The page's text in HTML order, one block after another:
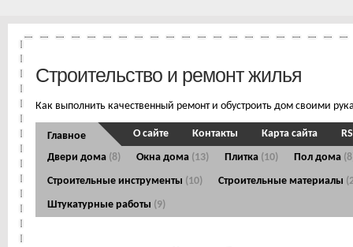
Строительство и ремонт жилья
Как выполнить качественный ремонт и обустроить дом своими
Главное
Двери дома (8) Окна дома (13) Плитка (10) Пол дома
Строительные инструменты (10) Строительные материалы
Штукатурные работы (9)
О сайте Контакты Карта сайта